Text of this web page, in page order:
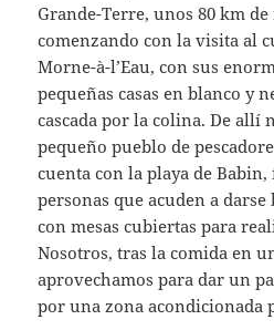
Grande-Terre, unos 80 km
comenzando con la visita al
Morne-à-l’Eau, con sus
pequeñas casas en blanco y
cascada por la colina. De allí
pequeño pueblo de
cuenta con la playa de
personas que acuden a
con mesas cubiertas para
Nosotros, tras la comida en
aprovechamos para dar un
por una zona acondicionada